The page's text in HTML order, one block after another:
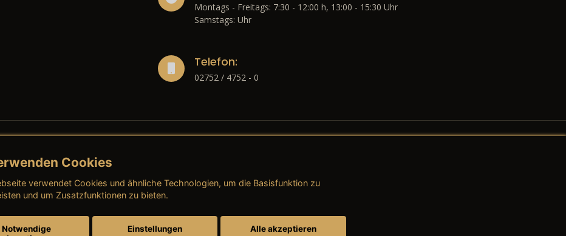
Montags - Freitags: 7:30 - 12:00 h, 13:00 - 15:30 Uhr
Samstags: Uhr
Telefon:
02752 / 4752 - 0
Impressum
→ AGB (Neuwagen)
→ AGB (Teile & Zubehör)
Cookies
verwendet Cookies und ähnliche Technologien, um die Basisfunktion zu
und um Zusatzfunktionen zu bieten.
Notwendige
Einstellungen Alle akzeptieren